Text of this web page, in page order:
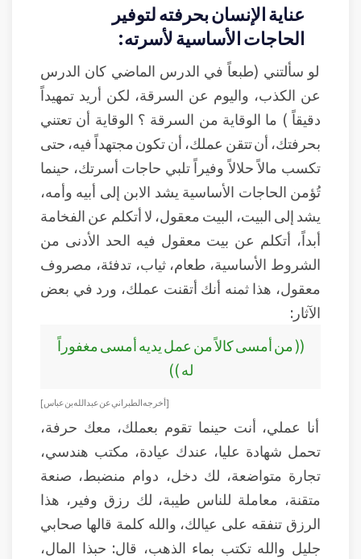
عناية الإنسان بحرفته لتوفير
الحاجات الأساسية لأسرته:
لو سألتني (طبعاً في الدرس الماضي كان الدرس
عن الكذب، واليوم عن السرقة، لكن أريد تمهيداً
دقيقاً ) ما الوقاية من السرقة ؟ الوقاية أن تعتني
بحرفتك، أن تتقن عملك، أن تكون مجتهداً فيه، حتى
تكسب مالاً حلالاً وفيراً تلبي حاجات أسرتك، حينما
تُؤمن الحاجات الأساسية يشد الابن إلى أبيه وأمه،
يشد إلى البيت، البيت معقول، لا أتكلم عن الفخامة
أبداً، أتكلم عن بيت معقول فيه الحد الأدنى من
الشروط الأساسية، طعام، ثياب، تدفئة، مصروف
معقول، هذا ثمنه أنك أتقنت عملك، ورد في بعض
الآثار:
(( من أمسى كالاً من عمل يديه أمسى مغفوراً
له ))
[ أخرجه الطبراني عن عبد الله بن عباس ]
أنا عملي، أنت حينما تقوم بعملك، معك حرفة،
تحمل شهادة عليا، عندك عيادة، مكتب هندسي،
تجارة متواضعة، لك دخل، دوام منضبط، صنعة
متقنة، معاملة للناس طيبة، لك رزق وفير، هذا
الرزق تنفقه على عيالك، والله كلمة قالها صحابي
جليل والله تكتب بماء الذهب، قال: حبذا المال،